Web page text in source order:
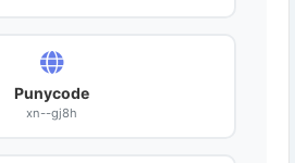
Punycode
xn--gj8h